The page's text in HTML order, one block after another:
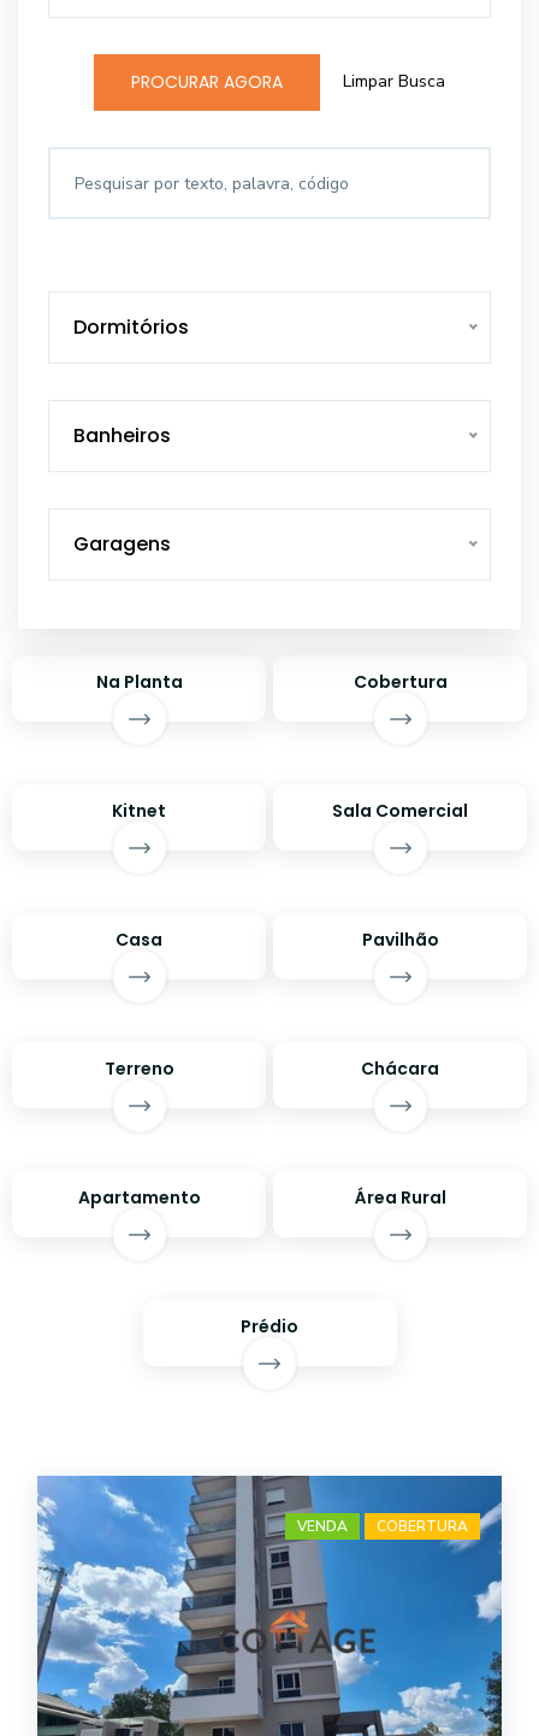
PROCURAR AGORA Limpar Busca
Dormitórios
Banheiros
Garagens
Na Planta Cobertura
Kitnet Sala Comercial
Casa Pavilhão
Terreno Chácara
Apartamento Área Rural
Prédio
VENDA COBERTURA